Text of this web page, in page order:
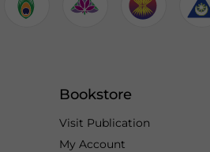
Bookstore
Visit Publication
My Account